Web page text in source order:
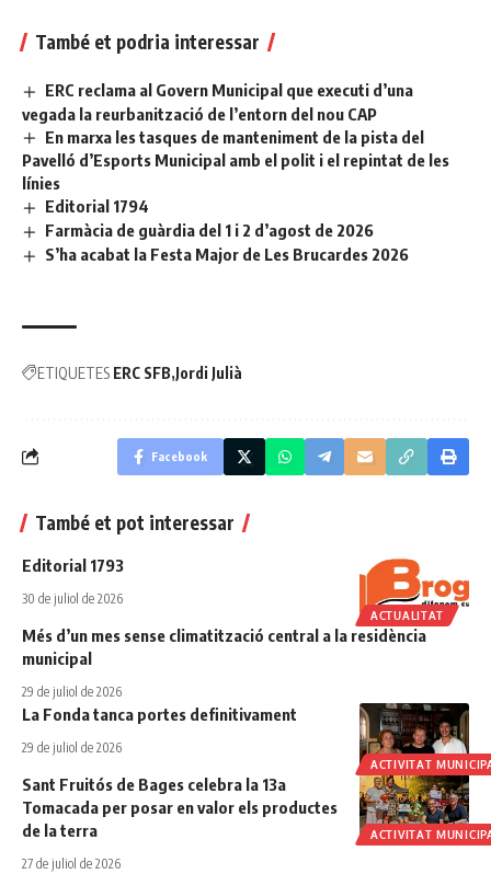
També et podria interessar
ERC reclama al Govern Municipal que executi d’una
vegada la reurbanització de l’entorn del nou CAP
En marxa les tasques de manteniment de la pista del
Pavelló d’Esports Municipal amb el polit i el repintat de les
línies
Editorial 1794
Farmàcia de guàrdia del 1 i 2 d’agost de 2026
S’ha acabat la Festa Major de Les Brucardes 2026
ETIQUETES ERC SFB Jordi Julià
Facebook
També et pot interessar
ACTUALITAT
Editorial 1793
30 de juliol de 2026
Més d’un mes sense climatització central a la residència
municipal
29 de juliol de 2026
ACTIVITAT
La Fonda tanca portes definitivament
29 de juliol de 2026
ACTIVITAT
Sant Fruitós de Bages celebra la 13a
Tomacada per posar en valor els productes
de la terra
27 de juliol de 2026